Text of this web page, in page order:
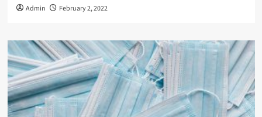
Admin February 2, 2022